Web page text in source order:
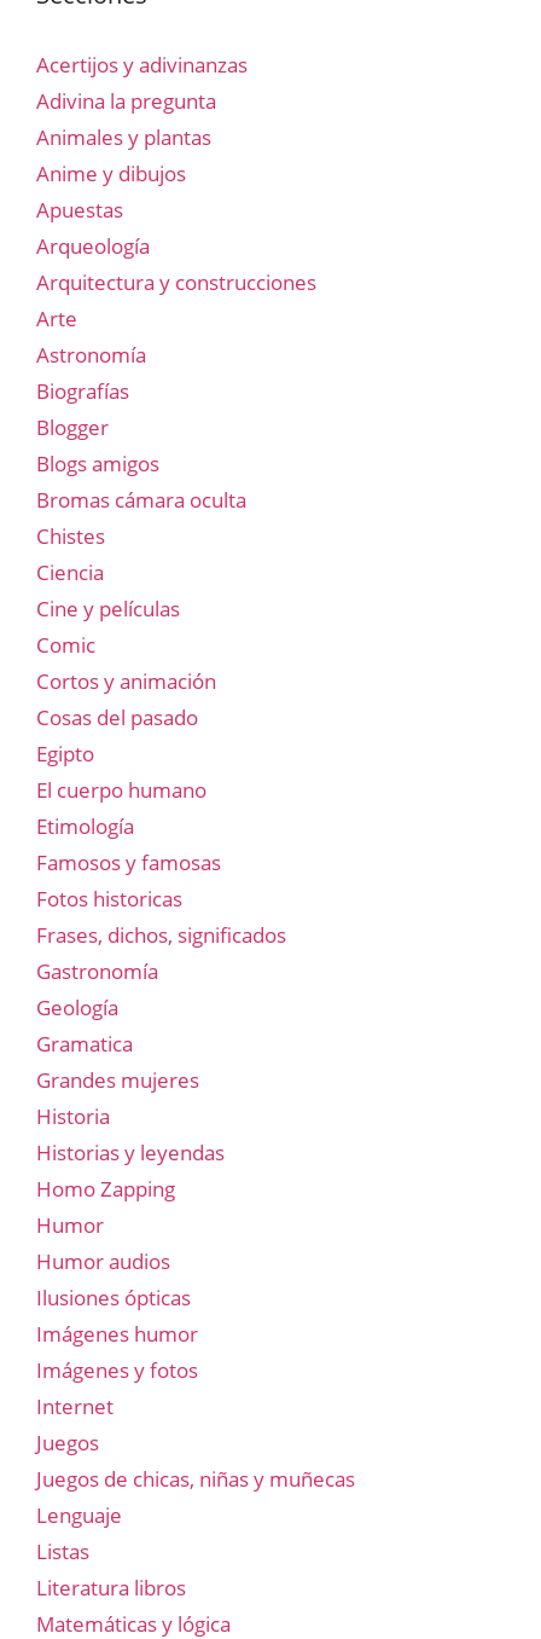
Acertijos y adivinanzas
Adivina la pregunta
Animales y plantas
Anime y dibujos
Apuestas
Arqueología
Arquitectura y construcciones
Arte
Astronomía
Biografías
Blogger
Blogs amigos
Bromas cámara oculta
Chistes
Ciencia
Cine y películas
Comic
Cortos y animación
Cosas del pasado
Egipto
El cuerpo humano
Etimología
Famosos y famosas
Fotos historicas
Frases, dichos, significados
Gastronomía
Geología
Gramatica
Grandes mujeres
Historia
Historias y leyendas
Homo Zapping
Humor
Humor audios
Ilusiones ópticas
Imágenes humor
Imágenes y fotos
Internet
Juegos
Juegos de chicas, niñas y muñecas
Lenguaje
Listas
Literatura libros
Matemáticas y lógica